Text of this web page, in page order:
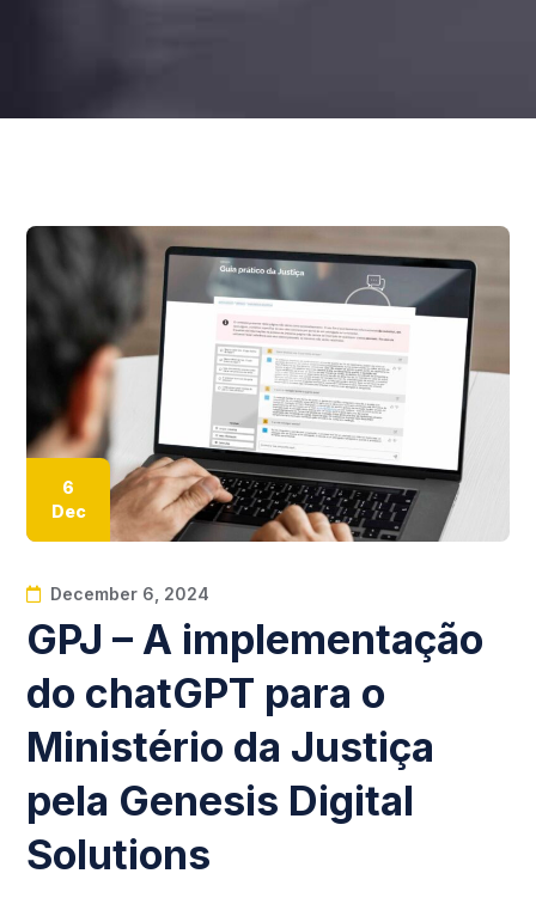
6
Dec
December 6, 2024
GPJ – A implementação
do chatGPT para o
Ministério da Justiça
pela Genesis Digital
Solutions